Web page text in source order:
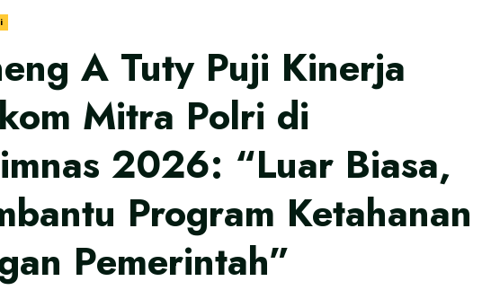
A Tuty Puji Kinerja
Mitra Polri di
2026: “Luar Biasa,
Program Ketahanan
Pemerintah”